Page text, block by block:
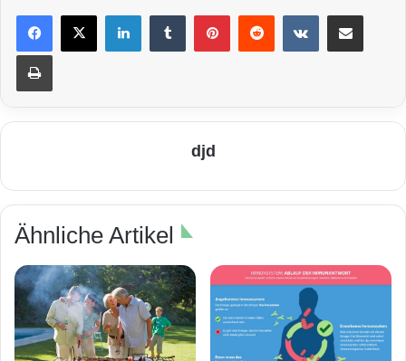
LinkedIn VKontakte
Drucken
djd
Ähnliche Artikel